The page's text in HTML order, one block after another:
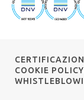
COOKIE POLICY